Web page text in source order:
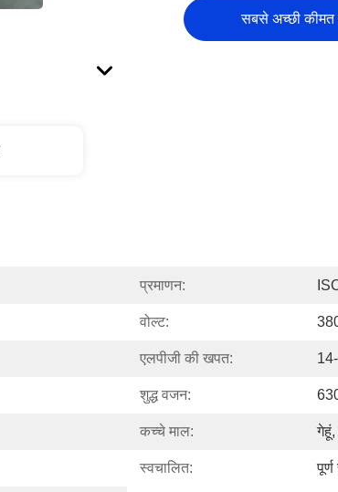
सबसे अच्छी कीमत
प्रमाणन:
वोल्ट:
एलपीजी की खपत:
शुद्ध वजन:
कच्चे माल:
स्वचालित: